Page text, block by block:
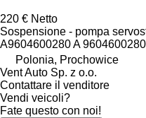
220 € Netto
Sospensione - pompa
A9604600280 A
Polonia, Prochowice
Vent Auto Sp. z o.o.
Contattare il venditore
Vendi veicoli?
Fate questo con noi!